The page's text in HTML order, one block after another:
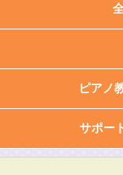
ピアノ
サポー